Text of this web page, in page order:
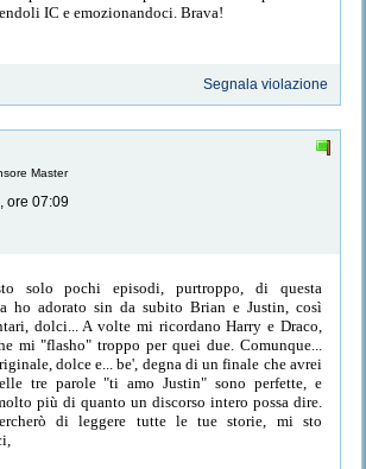
IC e emozionandoci. Brava!
Segnala violazione
Master
ore 07:09
solo pochi episodi, purtroppo, di questa
ho adorato sin da subito Brian e Justin, così
dolci... A volte mi ricordano Harry e Draco,
mi "flasho" troppo per quei due. Comunque...
dolce e... be', degna di un finale che avrei
tre parole "ti amo Justin" sono perfette, e
più di quanto un discorso intero possa dire.
di leggere tutte le tue storie, mi sto